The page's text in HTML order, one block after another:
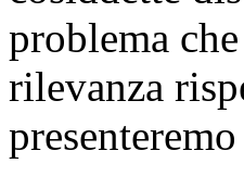
problema
rilevanza